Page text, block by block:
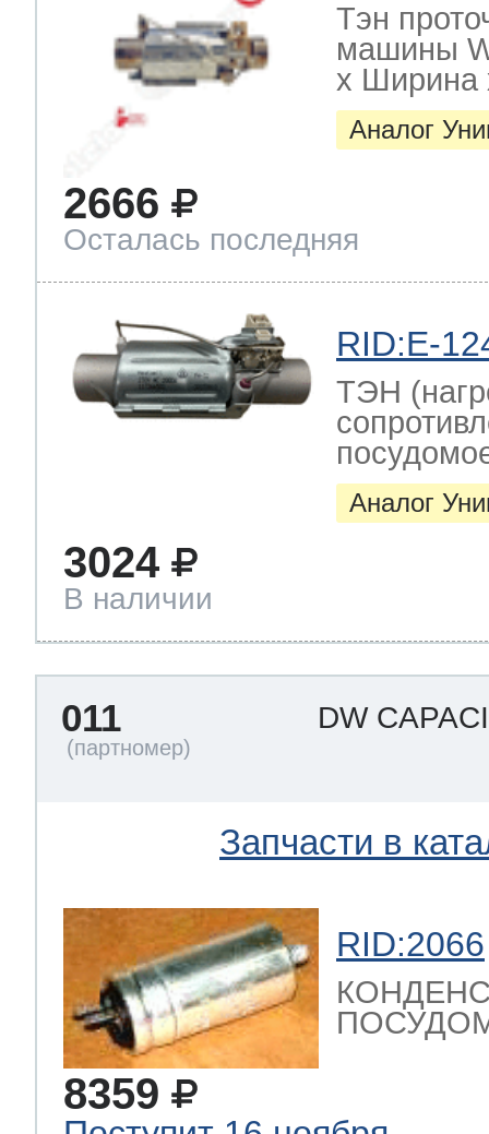
Тэн
машины
х Ширина
Аналог
2666
Осталась последняя
RID:E-
ТЭН
Аналог
3024
В наличии
011 DW
Запчасти в
RID:2066
8359